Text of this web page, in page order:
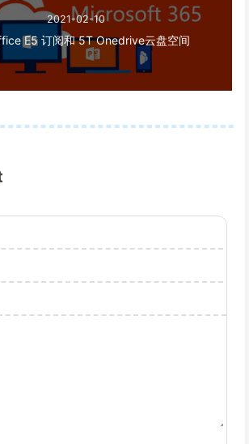
2021-02-10
E5 订阅和 5T Onedrive云盘空间